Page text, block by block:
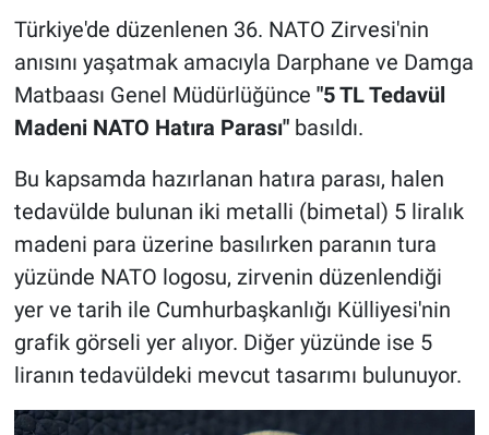
Türkiye'de düzenlenen 36. NATO Zirvesi'nin
anısını yaşatmak amacıyla Darphane ve Damga
Matbaası Genel Müdürlüğünce "5 TL Tedavül
Madeni NATO Hatıra Parası"basıldı.
Bu kapsamda hazırlanan hatıra parası, halen
tedavülde bulunan iki metalli (bimetal) 5 liralık
madeni para üzerine basılırken paranın tura
yüzünde NATO logosu, zirvenin düzenlendiği
yer ve tarih ile Cumhurbaşkanlığı Külliyesi'nin
grafik görseli yer alıyor. Diğer yüzünde ise 5
liranın tedavüldeki mevcut tasarımı bulunuyor.